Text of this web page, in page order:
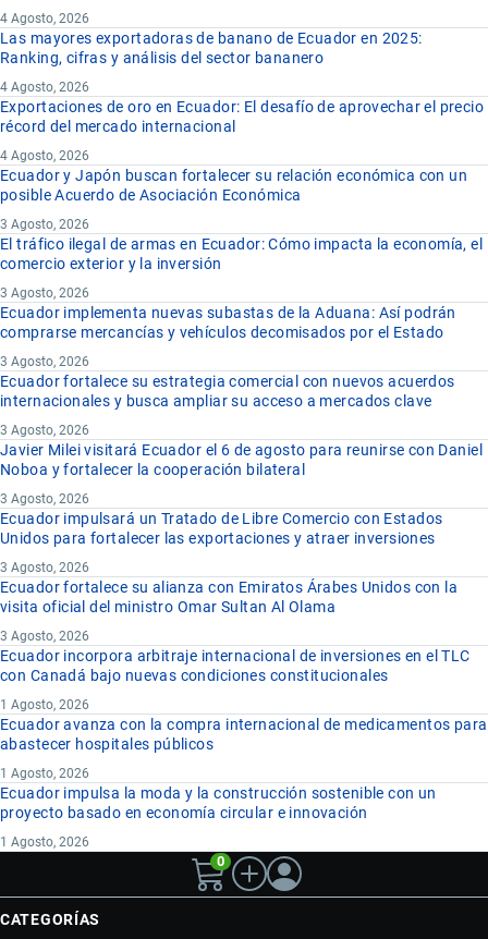
4 Agosto, 2026
Las mayores exportadoras de banano de Ecuador en 2025:
Ranking, cifras y análisis del sector bananero
4 Agosto, 2026
Exportaciones de oro en Ecuador: El desafío de aprovechar el precio
récord del mercado internacional
4 Agosto, 2026
Ecuador y Japón buscan fortalecer su relación económica con un
posible Acuerdo de Asociación Económica
3 Agosto, 2026
El tráfico ilegal de armas en Ecuador: Cómo impacta la economía, el
comercio exterior y la inversión
3 Agosto, 2026
Ecuador implementa nuevas subastas de la Aduana: Así podrán
comprarse mercancías y vehículos decomisados por el Estado
3 Agosto, 2026
Ecuador fortalece su estrategia comercial con nuevos acuerdos
internacionales y busca ampliar su acceso a mercados clave
3 Agosto, 2026
Javier Milei visitará Ecuador el 6 de agosto para reunirse con Daniel
Noboa y fortalecer la cooperación bilateral
3 Agosto, 2026
Ecuador impulsará un Tratado de Libre Comercio con Estados
Unidos para fortalecer las exportaciones y atraer inversiones
3 Agosto, 2026
Ecuador fortalece su alianza con Emiratos Árabes Unidos con la
visita oficial del ministro Omar Sultan Al Olama
3 Agosto, 2026
Ecuador incorpora arbitraje internacional de inversiones en el TLC
con Canadá bajo nuevas condiciones constitucionales
1 Agosto, 2026
Ecuador avanza con la compra internacional de medicamentos para
abastecer hospitales públicos
1 Agosto, 2026
Ecuador impulsa la moda y la construcción sostenible con un
proyecto basado en economía circular e innovación
1 Agosto, 2026
0
CATEGORÍAS